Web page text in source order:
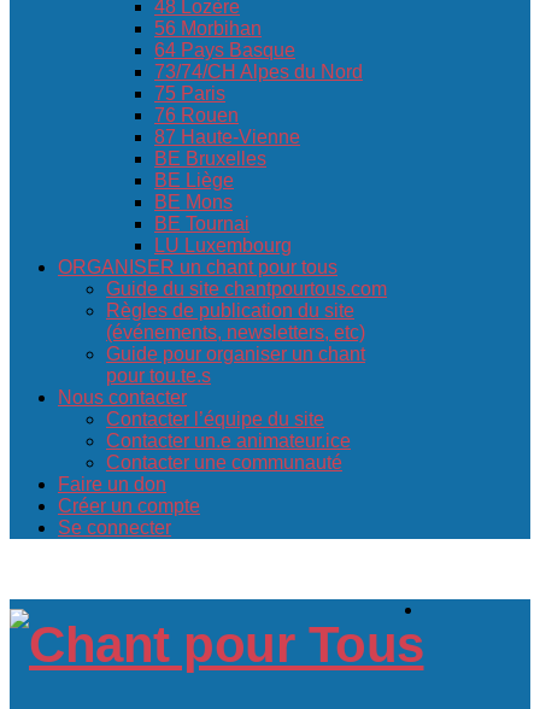
48 Lozère
56 Morbihan
64 Pays Basque
73/74/CH Alpes du Nord
75 Paris
76 Rouen
87 Haute-Vienne
BE Bruxelles
BE Liège
BE Mons
BE Tournai
LU Luxembourg
ORGANISER un chant pour tous
Guide du site chantpourtous.com
Règles de publication du site
(événements, newsletters, etc)
Guide pour organiser un chant
pour tou.te.s
Nous contacter
Contacter l’équipe du site
Contacter un.e animateur.ice
Contacter une communauté
Faire un don
Créer un compte
Se connecter